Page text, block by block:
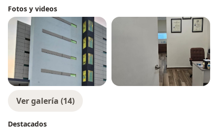
Fotos y videos
Ver galería (14)
Destacados